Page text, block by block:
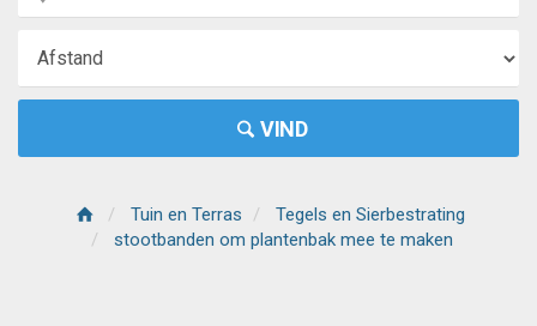
VIND
Tuin en Terras
Tegels en Sierbestrating
stootbanden om plantenbak mee te maken